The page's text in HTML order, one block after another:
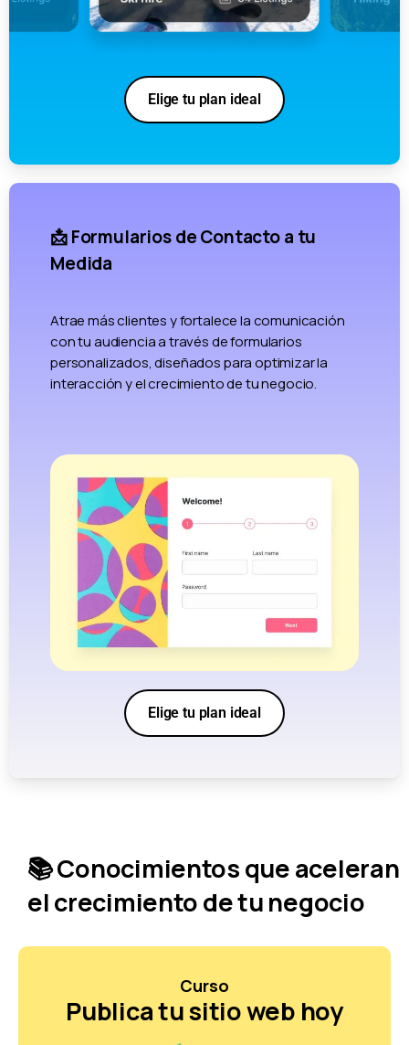
Elige tu plan ideal
📩 Formularios de Contacto a tu
Medida
Atrae más clientes y fortalece la comunicación
con tu audiencia a través de formularios
personalizados, diseñados para optimizar la
interacción y el crecimiento de tu negocio.
Elige tu plan ideal
📚 Conocimientos que aceleran
el crecimiento de tu negocio
Curso
Publica tu sitio web hoy